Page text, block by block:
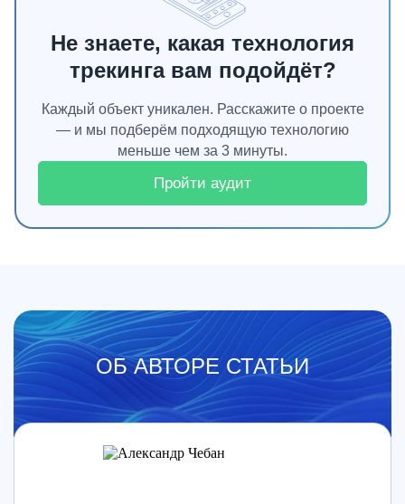
Не знаете, какая технология
трекинга вам подойдёт?
Каждый объект уникален. Расскажите о проекте
— и мы подберём подходящую технологию
меньше чем за 3 минуты.
Пройти аудит
ОБ АВТОРЕ СТАТЬИ